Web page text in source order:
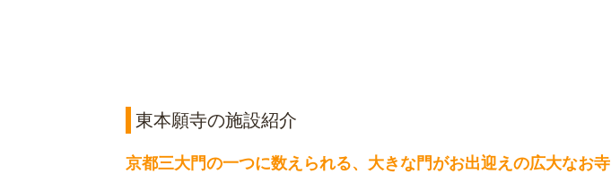
東本願寺の施設紹介
京都三大門の一つに数えられる、大きな門がお出迎えの広大なお寺